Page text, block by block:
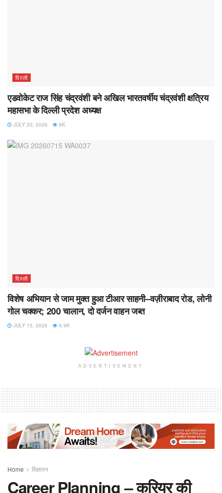
दिल्ली
एडवोकेट राज सिंह चंद्रवंशी बने अखिल भारतवर्षीय चंद्रवंशी क्षत्रिय
महासभा के दिल्ली प्रदेश अध्यक्ष
JULY 20, 2026 6K
दिल्ली
विशेष अभियान से जाम मुक्त हुआ टीआर साहनी–वज़ीराबाद रोड, लोनी
गोल चक्कर; 200 चालान, दो दर्जन वाहन जब्त
JULY 15, 2026 5.9K
ADVERTISEMENT
Home विज्ञापन
Career Planning – करियर की